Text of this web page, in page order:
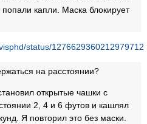
капли. Маска блокирует
status/1276629360212979712
на расстоянии?
открытые чашки с
2, 4 и 6 футов и кашлял
Я повторил это без маски.